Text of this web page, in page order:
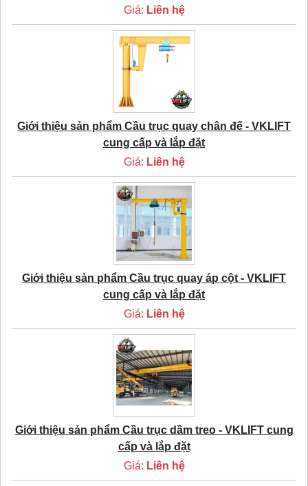
Giá: Liên hệ
Giới thiệu sản phẩm Cầu trục quay chân đế - VKLIFT
cung cấp và lắp đặt
Giá: Liên hệ
Giới thiệu sản phẩm Cầu trục quay áp cột - VKLIFT
cung cấp và lắp đặt
Giá: Liên hệ
Giới thiệu sản phẩm Cầu trục dầm treo - VKLIFT cung
cấp và lắp đặt
Giá: Liên hệ